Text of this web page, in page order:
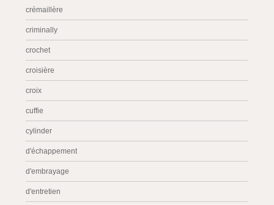
crémaillère
criminally
crochet
croisière
croix
cuffie
cylinder
d'échappement
d'embrayage
d'entretien